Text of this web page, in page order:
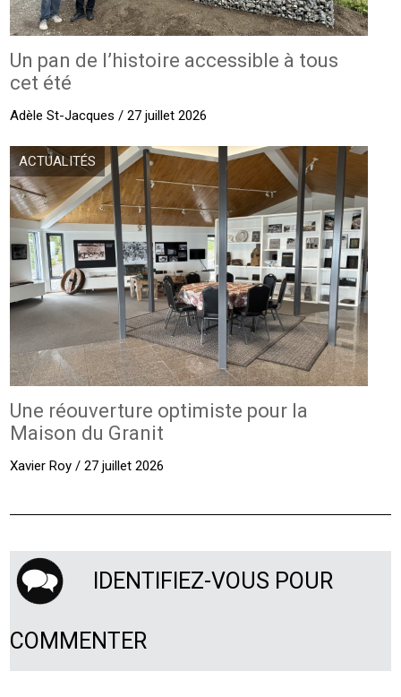
Un pan de l’histoire accessible à tous
cet été
Adèle St-Jacques / 27 juillet 2026
ACTUALITÉS
Une réouverture optimiste pour la
Maison du Granit
Xavier Roy / 27 juillet 2026
IDENTIFIEZ-VOUS POUR
COMMENTER